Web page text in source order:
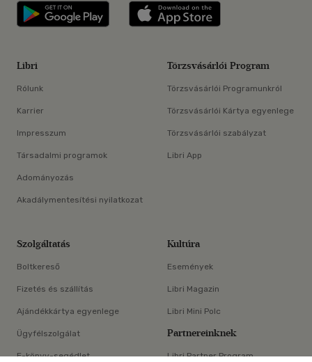
Libri applikáció Szerezd meg: Google
Libri
Rólunk
Karrier
Impresszum
Társadalmi programok
Adományozás
Akadálymentesítési nyilatkozat
Törzsvásárlói Program
Törzsvásárlói Programunkról
Törzsvásárlói Kártya egyenlege
Törzsvásárlói szabályzat
Libri App
Szolgáltatás
Boltkereső
Fizetés és szállítás
Ajándékkártya egyenlege
Ügyfélszolgálat
E-könyv-segédlet
Kultúra
Események
Libri Magazin
Libri Mini Polc
Partnereinknek
Libri Partner Program